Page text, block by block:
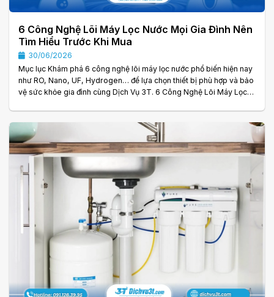
6 Công Nghệ Lõi Máy Lọc Nước Mọi Gia Đình Nên
Tìm Hiểu Trước Khi Mua
30/06/2026
Mục lục Khám phá 6 công nghệ lõi máy lọc nước phổ biến hiện nay
như RO, Nano, UF, Hydrogen… để lựa chọn thiết bị phù hợp và bảo
vệ sức khỏe gia đình cùng Dịch Vụ 3T. 6 Công Nghệ Lõi Máy Lọc
khuẩn và các chất độc hại trong nguồn nước. Tuy nhiên, không
phải ai cũng hiểu rõ về công nghệ lõi máy lọc nước và sự khác biệt.
. .